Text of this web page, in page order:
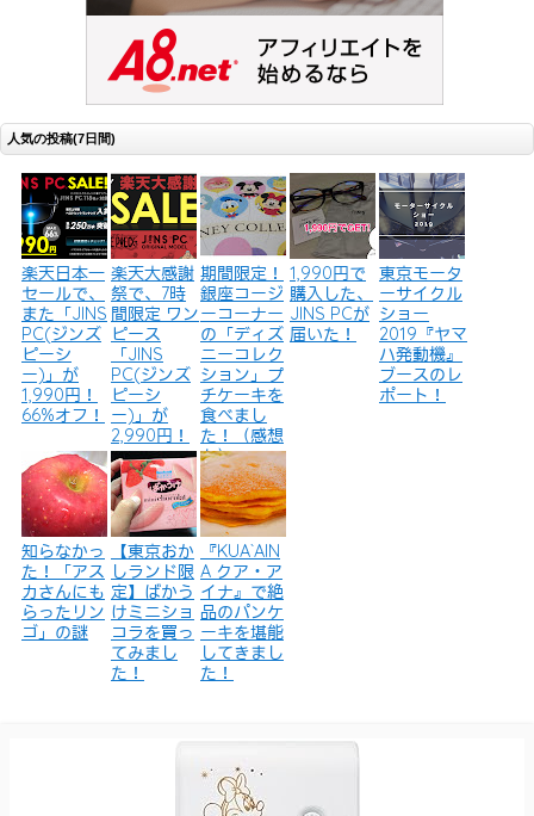
人気の投稿(7日間)
楽天日本一
セールで、
また「JINS
PC(ジンズ
ピーシ
ー)」が
1,990円！
66%オフ！
楽天大感謝
祭で、7時
間限定 ワン
ピース
「JINS
PC(ジンズ
ピーシ
ー)」が
2,990円！
期間限定！
銀座コージ
ーコーナー
の「ディズ
ニーコレク
ション」プ
チケーキを
食べまし
た！（感想
も）
1,990円で
購入した、
JINS PCが
届いた！
東京モータ
ーサイクル
ショー
2019『ヤマ
ハ発動機』
ブースのレ
ポート！
知らなかっ
た！「アス
カさんにも
らったリン
ゴ」の謎
【東京おか
しランド限
定】ばかう
けミニショ
コラを買っ
てみまし
た！
『KUA`AIN
A クア・ア
イナ』で絶
品のパンケ
ーキを堪能
してきまし
た！